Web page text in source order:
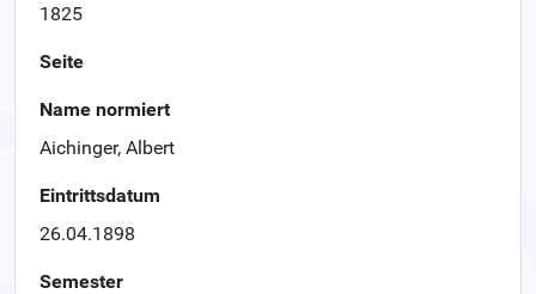
1825
Seite
Name normiert
Aichinger, Albert
Eintrittsdatum
26.04.1898
Semester